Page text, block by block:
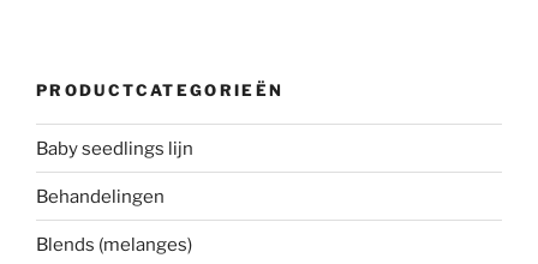
PRODUCTCATEGORIEËN
Baby seedlings lijn
Behandelingen
Blends (melanges)